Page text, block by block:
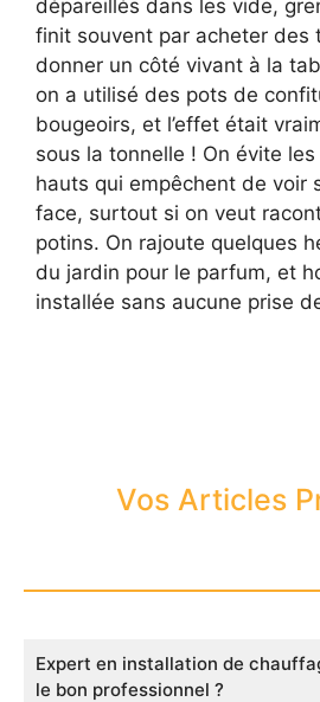
dépareillés dans les vide,
finit souvent par acheter des
donner un côté vivant à la
on a utilisé des pots de
bougeoirs, et l’effet était
sous la tonnelle ! On évite
hauts qui empêchent de voir
face, surtout si on veut
potins. On rajoute quelques
du jardin pour le parfum, et
installée sans aucune prise
Vos Articles
Expert en installation de
le bon professionnel ?